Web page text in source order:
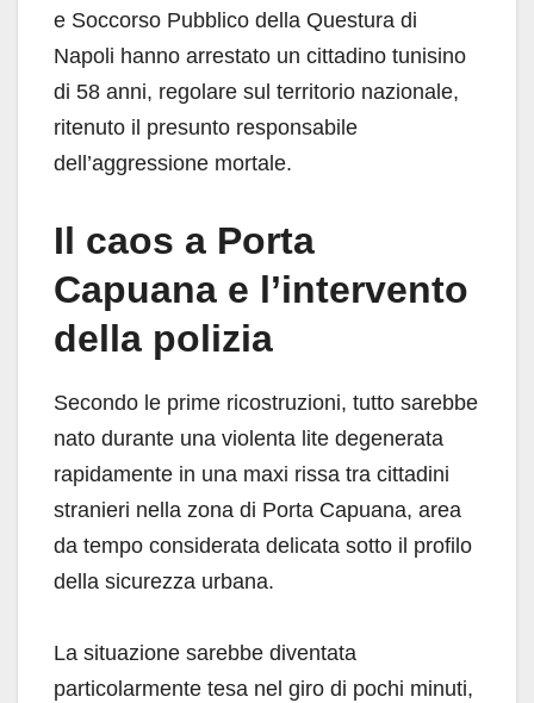
e Soccorso Pubblico della Questura di
Napoli hanno arrestato un cittadino tunisino
di 58 anni, regolare sul territorio nazionale,
ritenuto il presunto responsabile
dell’aggressione mortale.
Il caos a Porta
Capuana e l’intervento
della polizia
Secondo le prime ricostruzioni, tutto sarebbe
nato durante una violenta lite degenerata
rapidamente in una maxi rissa tra cittadini
stranieri nella zona di Porta Capuana, area
da tempo considerata delicata sotto il profilo
della sicurezza urbana.
La situazione sarebbe diventata
particolarmente tesa nel giro di pochi minuti,